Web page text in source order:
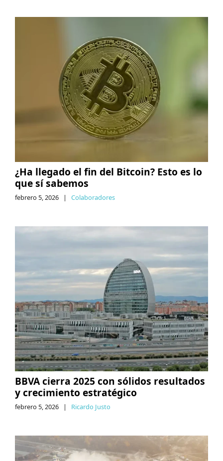
¿Ha llegado el fin del Bitcoin? Esto es lo
que sí sabemos
febrero 5, 2026 | Colaboradores
BBVA cierra 2025 con sólidos resultados
y crecimiento estratégico
febrero 5, 2026 | Ricardo Justo